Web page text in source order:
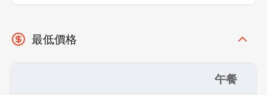
最低價格
午餐